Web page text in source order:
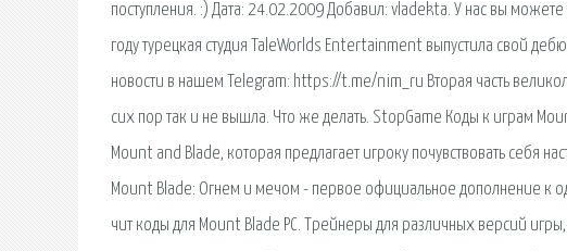
поступления. :) Дата: 24.02.2009 Добавил: vladekta. У нас вы
году турецкая студия TaleWorlds Entertainment выпустила свой
новости в нашем Telegram: https://t.me/nim_ru Вторая часть
сих пор так и не вышла. Что же делать. StopGame Коды к играм
Mount and Blade, которая предлагает игроку почувствовать
Mount Blade: Огнем и мечом - первое официальное дополнение к
чит коды для Mount Blade PC. Трейнеры для различных версий